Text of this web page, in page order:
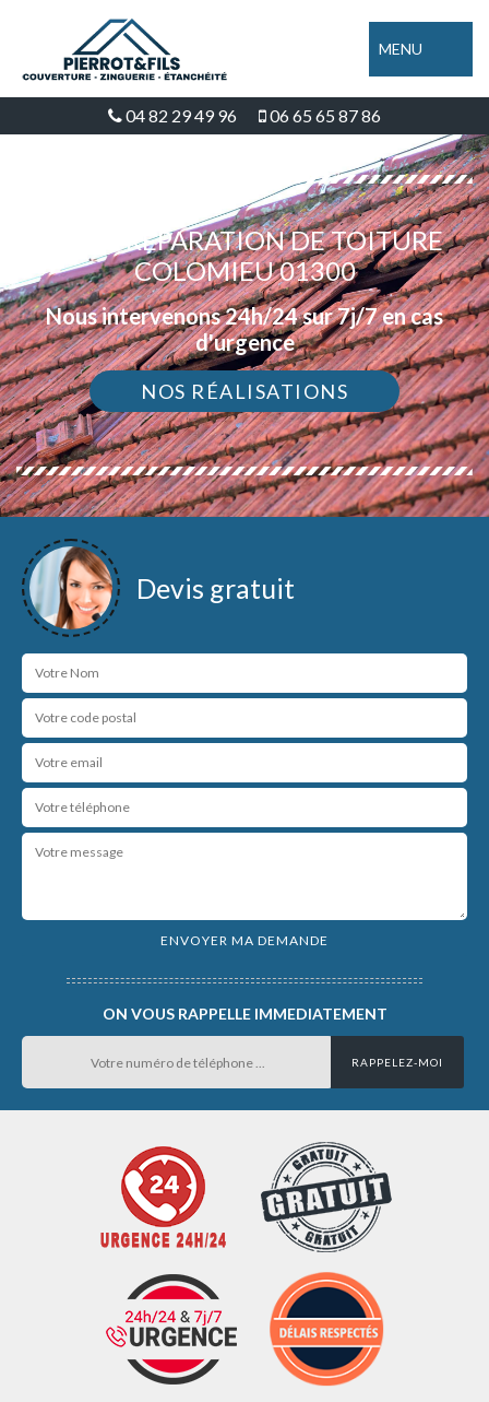
MENU
04 82 29 49 96 06 65 65 87 86
DEVIS RÉPARATION DE TOITURE
COLOMIEU 01300
Nous intervenons 24h/24 sur 7j/7 en cas
d'urgence
NOS RÉALISATIONS
Devis gratuit
ON VOUS RAPPELLE IMMEDIATEMENT